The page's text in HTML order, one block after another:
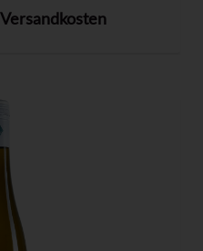
Versandkosten